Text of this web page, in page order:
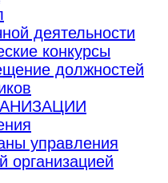
деятельности
конкурсы
должностей
управления
организацией